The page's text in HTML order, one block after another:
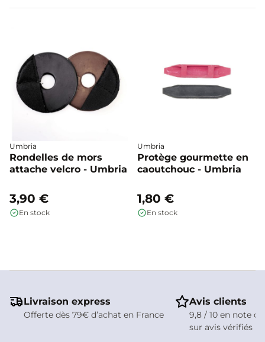
Umbria
Rondelles de mors
attache velcro - Umbria
3,90 €
En stock
Umbria
Protège gourmette en
caoutchouc - Umbria
1,80 €
En stock
Livraison express
Offerte dès 79€ d’achat en France
Avis clients
9,8 / 10 en note
sur avis vérifiés